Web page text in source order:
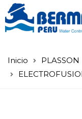
Inicio
PLASSON